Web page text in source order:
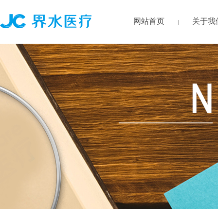
网站首页 | 关于我